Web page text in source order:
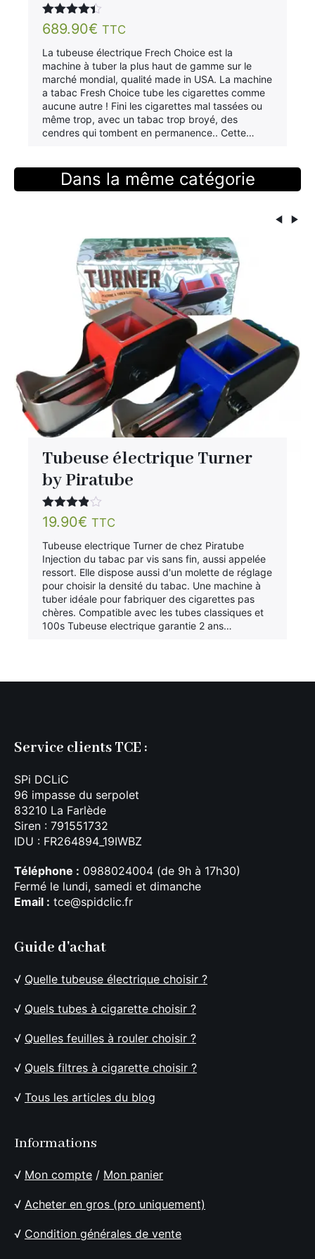
Note 4.31
sur 5
689.90€ TTC
La tubeuse électrique Frech Choice est la
machine à tuber la plus haut de gamme sur le
marché mondial, qualité made in USA. La machine
a tabac Fresh Choice tube les cigarettes comme
aucune autre ! Fini les cigarettes mal tassées ou
même trop, avec un tabac trop broyé, des
cendres qui tombent en permanence.. Cette…
Dans la même catégorie
Tubeuse électrique Turner
by Piratube
Note
3.80
sur 5
19.90€ TTC
Tubeuse electrique Turner de chez Piratube
Injection du tabac par vis sans fin, aussi appelée
ressort. Elle dispose aussi d'un molette de réglage
pour choisir la densité du tabac. Une machine à
tuber idéale pour fabriquer des cigarettes pas
chères. Compatible avec les tubes classiques et
100s Tubeuse electrique garantie 2 ans…
Service clients TCE :
SPi DCLiC
96 impasse du serpolet
83210 La Farlède
Siren : 791551732
IDU : FR264894_19IWBZ
Téléphone : 0988024004 (de 9h à 17h30)
Fermé le lundi, samedi et dimanche
Email : tce@spidclic.fr
Guide d'achat
√ Quelle tubeuse électrique choisir ?
√ Quels tubes à cigarette choisir ?
√ Quelles feuilles à rouler choisir ?
√ Quels filtres à cigarette choisir ?
√ Tous les articles du blog
Informations
√ Mon compte / Mon panier
√ Acheter en gros (pro uniquement)
√ Condition générales de vente